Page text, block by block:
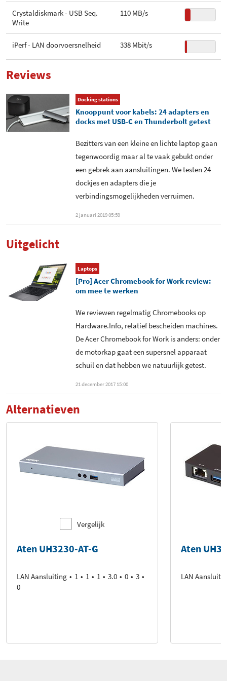
USB Type-C versie
Aantal USB 2.0 poorten 0
Aantal USB 3.0 poorten
Aantal Thunderbolt 2 poorten 0
Crystaldiskmark - USB Seq.
Write
110 MB/s
iPerf - LAN doorvoersnelheid 338 Mbit/s
Reviews
Docking stations
Knooppunt voor kabels: 24 adapters en
docks met USB-C en Thunderbolt getest
Bezitters van een kleine en lichte laptop gaan
tegenwoordig maar al te vaak gebukt onder
een gebrek aan aansluitingen. We testen 24
dockjes en adapters die je
verbindingsmogelijkheden verruimen.
2 januari 2019 05:59
Uitgelicht
Laptops
[Pro] Acer Chromebook for Work review:
om mee te werken
We reviewen regelmatig Chromebooks op
Hardware.Info, relatief bescheiden machines.
De Acer Chromebook for Work is anders: onder
de motorkap gaat een supersnel apparaat
schuil en dat hebben we natuurlijk getest.
21 december 2017 15:00
Alternatieven
Vergelijk
Aten UH3230-AT-G
LAN Aansluiting 1 1 1 3.0 0
3
0
Aten
LAN